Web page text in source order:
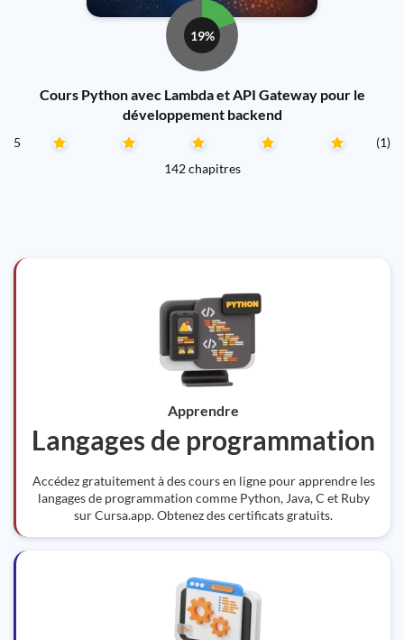
19%
Cours Python avec Lambda et API Gateway pour le
développement backend
5
(1)
142 chapitres
Apprendre
Langages de programmation
Accédez gratuitement à des cours en ligne pour apprendre les
langages de programmation comme Python, Java, C et Ruby
sur Cursa.app. Obtenez des certificats gratuits.